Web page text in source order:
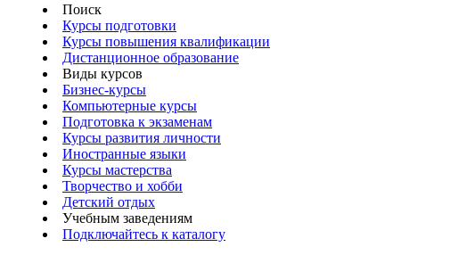
Поиск
Курсы подготовки
Курсы повышения квалификации
Дистанционное образование
Виды курсов
Бизнес-курсы
Компьютерные курсы
Подготовка к экзаменам
Курсы развития личности
Иностранные языки
Курсы мастерства
Творчество и хобби
Детский отдых
Учебным заведениям
Подключайтесь к каталогу